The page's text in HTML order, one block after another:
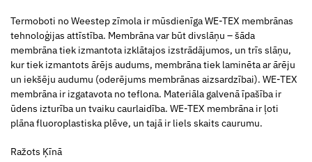
Termoboti no Weestep zīmola ir mūsdienīga WE-TEX membrānas
tehnoloģijas attīstība. Membrāna var būt divslāņu – šāda
membrāna tiek izmantota izklātajos izstrādājumos, un trīs slāņu,
kur tiek izmantots ārējs audums, membrāna tiek laminēta ar ārēju
un iekšēju audumu (oderējums membrānas aizsardzībai). WE-TEX
membrāna ir izgatavota no teflona. Materiāla galvenā īpašība ir
ūdens izturība un tvaiku caurlaidība. WE-TEX membrāna ir ļoti
plāna fluoroplastiska plēve, un tajā ir liels skaits caurumu.
Ražots Ķīnā